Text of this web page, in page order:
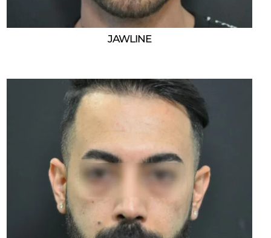
JAWLINE